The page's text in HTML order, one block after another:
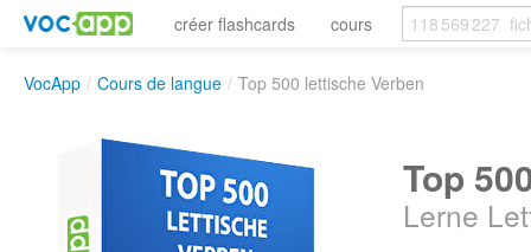
créer flashcards cours
VocApp / Cours de langue / Top 500 lettische Verben
Top
Lerne